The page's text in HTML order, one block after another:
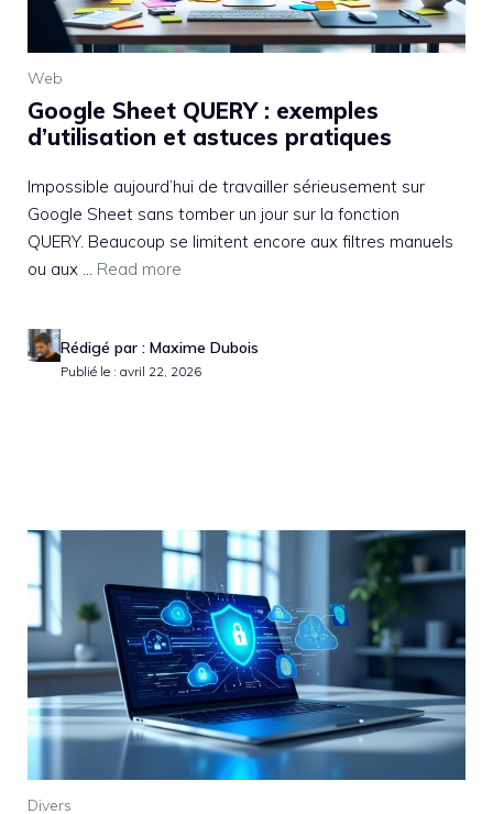
Web
Google Sheet QUERY : exemples
d’utilisation et astuces pratiques
Impossible aujourd’hui de travailler sérieusement sur
Google Sheet sans tomber un jour sur la fonction
QUERY. Beaucoup se limitent encore aux filtres manuels
ou aux ... Read more
Rédigé par : Maxime Dubois
Publié le : avril 22, 2026
Divers